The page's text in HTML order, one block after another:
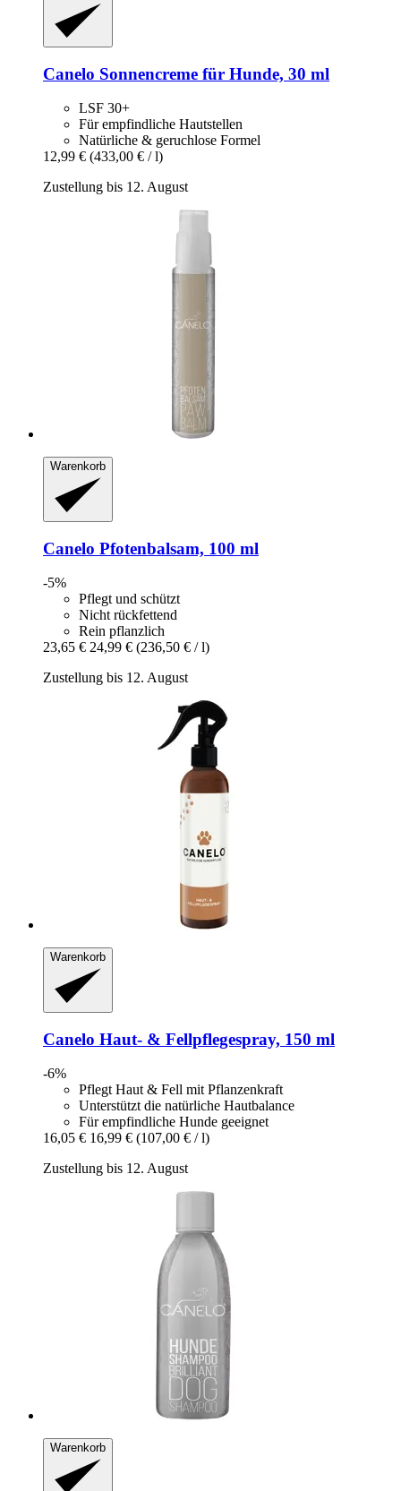
Canelo Sonnencreme für Hunde, 30 ml
LSF 30+
Für empfindliche Hautstellen
Natürliche & geruchlose Formel
12,99 € (433,00 € / l)
Zustellung bis 12. August
Warenkorb
Canelo Pfotenbalsam, 100 ml
-5%
Pflegt und schützt
Nicht rückfettend
Rein pflanzlich
23,65 € 24,99 € (236,50 € / l)
Zustellung bis 12. August
Warenkorb
Canelo Haut-​ & Fellpflegespray, 150 ml
-6%
Pflegt Haut & Fell mit Pflanzenkraft
Unterstützt die natürliche Hautbalance
Für empfindliche Hunde geeignet
16,05 € 16,99 € (107,00 € / l)
Zustellung bis 12. August
Warenkorb